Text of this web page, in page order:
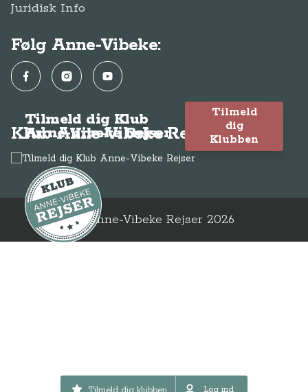
Tilmeld dig klubben Log ind
Juridisk Info
Følg Anne-Vibeke:
FacebookInstagramYouTube
Klub Anne-Vibeke Rejser
Tilmeld dig Klub
Anne-Vibeke Rejser
Tilmeld
dig
Klubben
© Anne-Vibeke Rejser 2026